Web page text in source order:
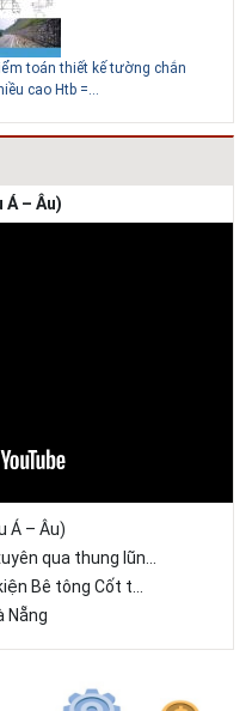
pháp xử lý thấm chân
toán thiết kế tường chắn
cao Htb =...
– Âu)
Á – Âu)
qua thung lũn...
Bê tông Cốt t...
Nẵng